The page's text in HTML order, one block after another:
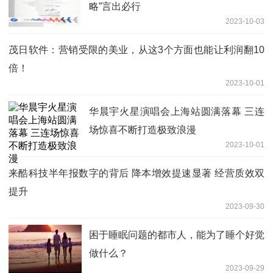
略”言出必行
2023-10-03
茂日软件：营销受限的美业，从这3个方面也能让利润翻10
倍！
2023-10-01
华晨宇火星演唱会上海站圆满落幕 三连
场惊喜不断打造极致浪漫
2023-10-01
来酷科技半年报数字的背后 降本增效提速显著 经营质效双
提升
2023-09-30
困于睡眠问题的都市人，能为了睡个好觉
做什么？
2023-09-29